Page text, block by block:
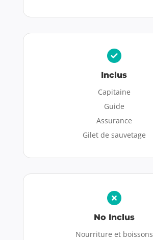
Inclus
Capitaine
Guide
Assurance
Gilet de sauvetage
No Inclus
Nourriture et boissons